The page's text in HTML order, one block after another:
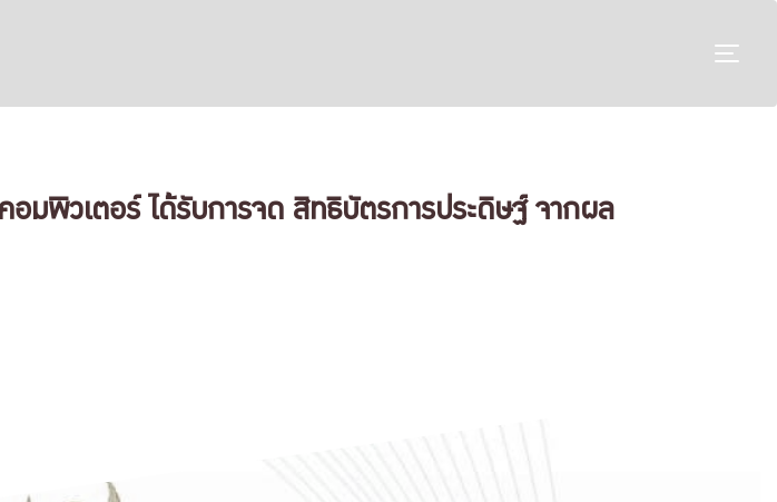
พิวเตอร์ ได้รับการจด สิทธิบัตรการประดิษฐ์ จากผล